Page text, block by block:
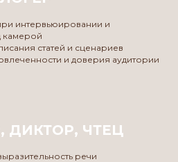
интервьюировании и
камерой
статей и сценариев
и доверия аудитории
ДИКТОР, ЧТЕЦ
речи